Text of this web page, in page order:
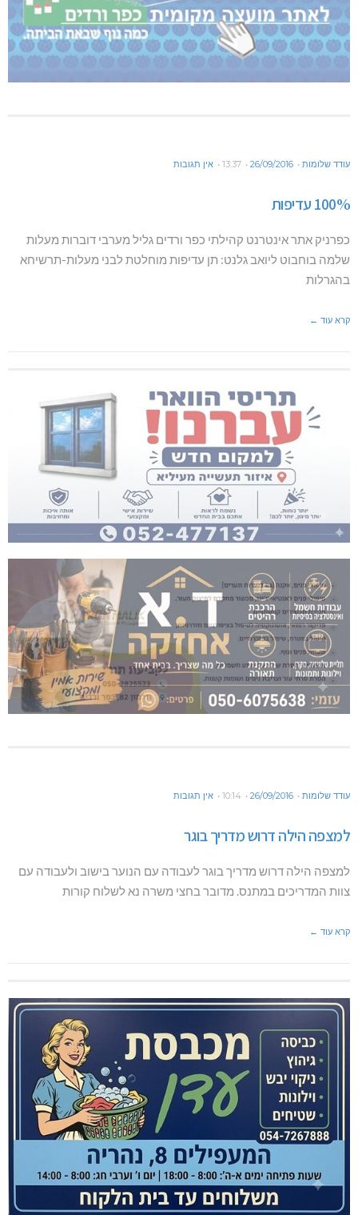
עודד שלומות 26/09/2016
13:37 אין תגובות
100% עדיפות
כפרניק אתר אינטרנט קהילתי כפר ורדים גליל מערבי דוברות מעלות
שלמה בוחבוט ליואב גלנט: תן עדיפות מוחלטת לבני מעלות-תרשיחא
בהגרלות
קרא עוד ←
עודד שלומות 26/09/2016
10:14 אין תגובות
למצפה הילה דרוש מדריך בוגר
למצפה הילה דרוש מדריך בוגר לעבודה עם הנוער בישוב ולעבודה עם
צוות המדריכים במתנס. מדובר בחצי משרה נא לשלוח קורות
קרא עוד ←